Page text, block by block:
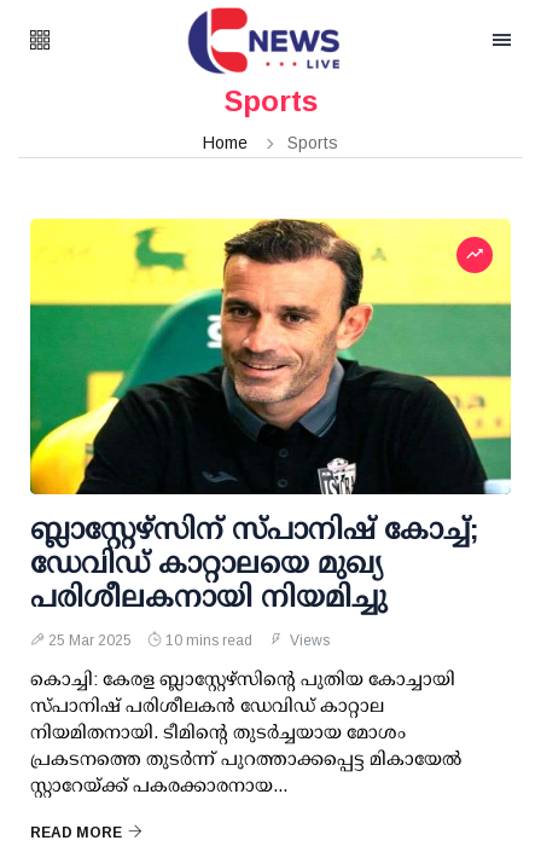
Sports
Home Sports
ബ്ലാസ്റ്റേഴ്സിന് സ്പാനിഷ് കോച്ച്;
ഡേവിഡ് കാറ്റാലയെ മുഖ്യ
പരിശീലകനായി നിയമിച്ചു
25 Mar 2025 10 mins read Views
കൊച്ചി: കേരള ബ്ലാസ്റ്റേഴ്സിന്റെ പുതിയ കോച്ചായി
സ്പാനിഷ് പരിശീലകന്‍ ഡേവിഡ് കാറ്റാല
നിയമിതനായി. ടീമിന്റെ തുടര്‍ച്ചയായ മോശം
പ്രകടനത്തെ തുടര്‍ന്ന് പുറത്താക്കപ്പെട്ട മികായേല്‍
സ്റ്റാറേയ്ക്ക് പകരക്കാരനായ...
READ MORE